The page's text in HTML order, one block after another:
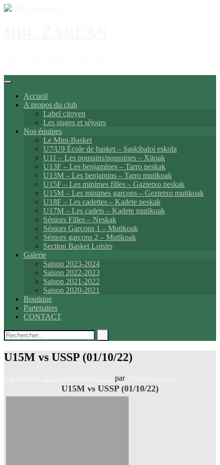
Aller
Accueil
A propos du club
Label citoyen
Les stages et séjours
Nos équipes
Le Mini-Basket
U7/U9 École de basket – Saskibaloi eskola
U11 – Les poussins/poussines – Xitoak
U13F – Les benjamines – Tarro neskak
U13M – Les benjamins – Tarro mutikoak
U15F – Les minimes filles – Gaztetxo neskak
U15M – Les minimes garçons – Geztetxo mutikoak
U18F – Les cadettes – Kadete neskak
U17M – Les cadets – Kadete mutikoak
Séniors Filles – Neskak
Séniors Garçons 1 – Mutikoak
Séniors garçons 2 – Mutikoak
Section Basket Loisirs
Galerie
Saison 2023-2024
Saison 2022-2023
Saison 2021-2022
Saison 2020-2021
Boutique
Partenaires
CONTACT
Rechercher :
U15M vs USSP (01/10/22)
par
U15M vs USSP (01/10/22)